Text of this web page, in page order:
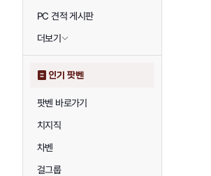
PC 견적 게시판
더보기
인기 팟벤
팟벤 바로가기
치지직
차벤
걸그룹